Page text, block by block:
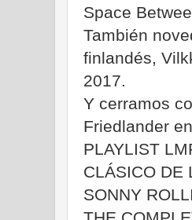
Space
También
finlandés,
2017.
Y cerramos
Friedlander
PLAYLIST
CLÁSICO DE
SONNY